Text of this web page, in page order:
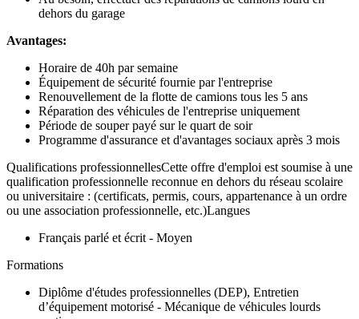
dehors du garage
Avantages:
Horaire de 40h par semaine
Équipement de sécurité fournie par l'entreprise
Renouvellement de la flotte de camions tous les 5 ans
Réparation des véhicules de l'entreprise uniquement
Période de souper payé sur le quart de soir
Programme d'assurance et d'avantages sociaux après 3 mois
Qualifications professionnellesCette offre d'emploi est soumise à une
qualification professionnelle reconnue en dehors du réseau scolaire
ou universitaire : (certificats, permis, cours, appartenance à un ordre
ou une association professionnelle, etc.)Langues
Français parlé et écrit - Moyen
Formations
Diplôme d'études professionnelles (DEP), Entretien
d’équipement motorisé - Mécanique de véhicules lourds